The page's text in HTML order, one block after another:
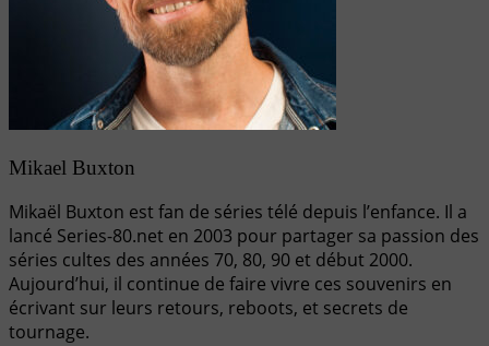
Mikael Buxton
Mikaël Buxton est fan de séries télé depuis l’enfance. Il a
lancé Series-80.net en 2003 pour partager sa passion des
séries cultes des années 70, 80, 90 et début 2000.
Aujourd’hui, il continue de faire vivre ces souvenirs en
écrivant sur leurs retours, reboots, et secrets de
tournage.